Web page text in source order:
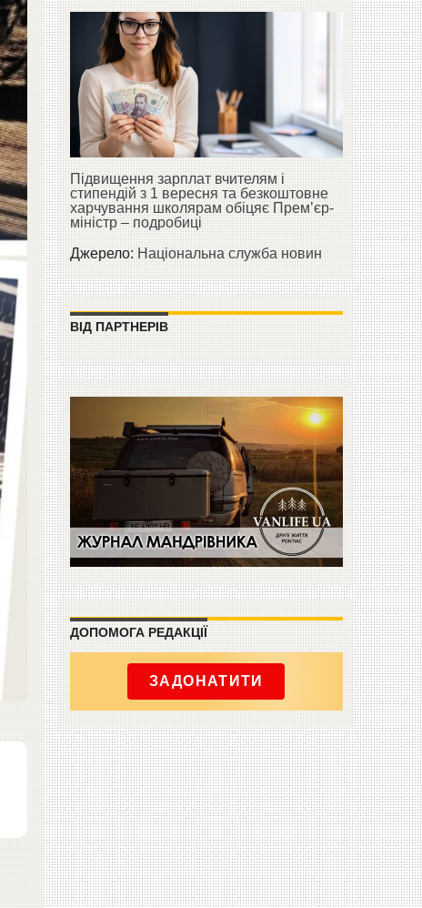
Підвищення зарплат вчителям і
стипендій з 1 вересня та безкоштовне
харчування школярам обіцяє Прем’єр-
міністр – подробиці
Джерело:Національна служба новин
ВІД ПАРТНЕРІВ
ДОПОМОГА РЕДАКЦІЇ
ЗАДОНАТИТИ